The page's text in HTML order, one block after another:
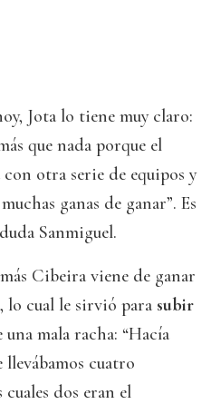
Jota lo tiene muy claro:
que nada porque el
otra serie de equipos y
ganas de ganar”. Es
Sanmiguel.
Cibeira viene de ganar
lo cual le sirvió para subir
una mala racha: “Hacía
cuatro
dos eran el